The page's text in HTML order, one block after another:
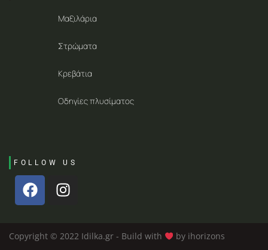
Μαξιλάρια
Στρώματα
Κρεβάτια
Οδηγίες πλυσίματος
FOLLOW US
Copyright © 2022 Idilka.gr - Build with by ihorizons